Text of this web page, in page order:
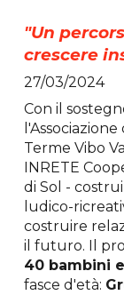
"Un
crescere
27/03/2024
Con il
Terme Vibo
INRETE
di Sol -
ludico-
costruire
il futuro. Il
40 bambini
fasce d'età: